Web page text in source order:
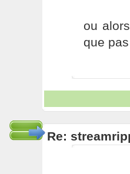
ou
que
Re: